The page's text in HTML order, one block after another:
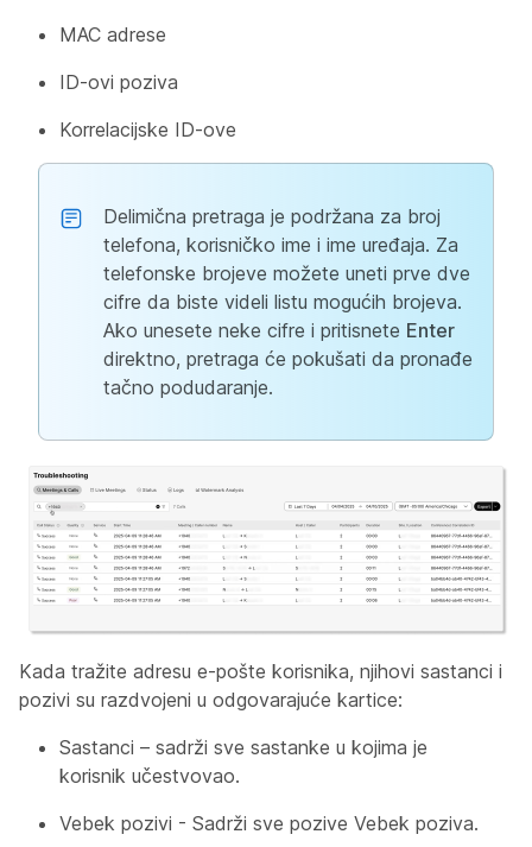
MAC adrese
ID-ovi poziva
Korrelacijske ID-ove
Delimična pretraga je podržana za broj
telefona, korisničko ime i ime uređaja. Za
telefonske brojeve možete uneti prve dve
cifre da biste videli listu mogućih brojeva.
Ako unesete neke cifre i pritisnete Enter
direktno, pretraga će pokušati da pronađe
tačno podudaranje.
Kada tražite adresu e-pošte korisnika, njihovi sastanci i
pozivi su razdvojeni u odgovarajuće kartice:
Sastanci – sadrži sve sastanke u kojima je
korisnik učestvovao.
Vebek pozivi - Sadrži sve pozive Vebek poziva.